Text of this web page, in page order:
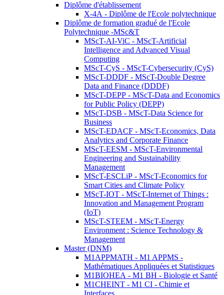
Diplôme d'établissement
X-4A - Diplôme de l'Ecole polytechnique
Diplôme de formation gradué de l'Ecole
Polytechnique -MSc&T
MScT-AI-ViC - MScT-Artificial
Intelligence and Advanced Visual
Computing
MScT-CyS - MScT-Cybersecurity (CyS)
MScT-DDDF - MScT-Double Degree
Data and Finance (DDDF)
MScT-DEPP - MScT-Data and Economics
for Public Policy (DEPP)
MScT-DSB - MScT-Data Science for
Business
MScT-EDACF - MScT-Economics, Data
Analytics and Corporate Finance
MScT-EESM - MScT-Environmental
Engineering and Sustainability
Management
MScT-ESCLiP - MScT-Economics for
Smart Cities and Climate Policy
MScT-IOT - MScT-Internet of Things :
Innovation and Management Program
(IoT)
MScT-STEEM - MScT-Energy
Environment : Science Technology &
Management
Master (DNM)
M1APPMATH - M1 APPMS -
Mathématiques Appliquées et Statistiques
M1BIOHEA - M1 BH - Biologie et Santé
M1CHEINT - M1 CI - Chimie et
Interfaces